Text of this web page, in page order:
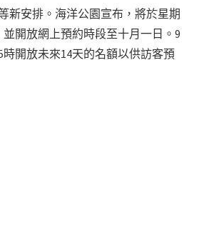
新安排。海洋公園宣布，將於星期
並開放網上預約時段至十月一日。9
時開放未來14天的名額以供訪客預